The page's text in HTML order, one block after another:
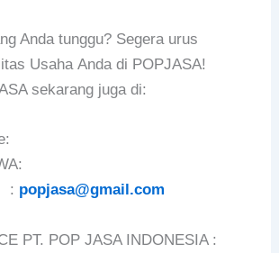
Anda tunggu? Segera urus
Usaha Anda di POPJASA!
sekarang juga di:
: popjasa@gmail.com
PT. POP JASA INDONESIA :